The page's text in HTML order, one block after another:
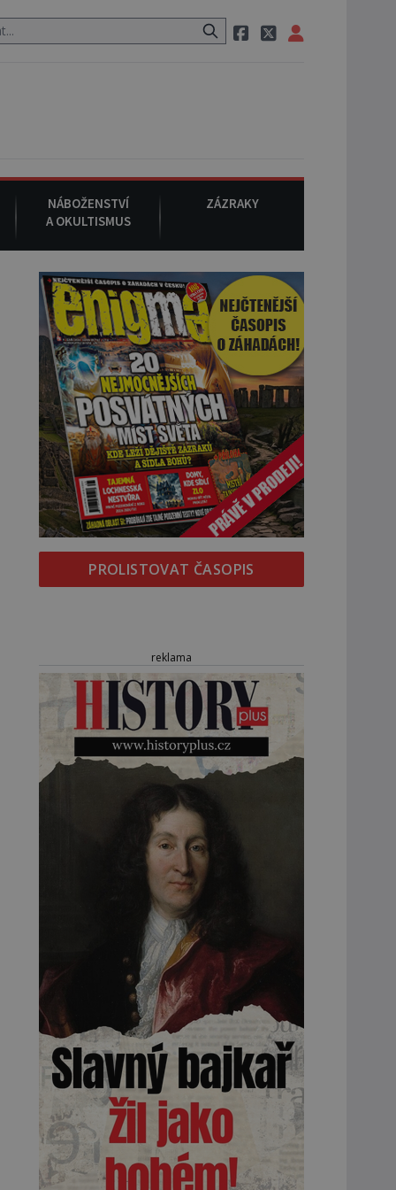
cestě utíká zvláštní psovitá šelma, údajně bájná čupakabra.
NÁBOŽENSTVÍ
A OKULTISMUS
ZÁZRAKY
PROLISTOVAT ČASOPIS
reklama